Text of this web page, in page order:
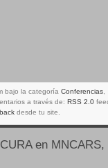
bajo la categoría Conferencias
a través de: RSS 2.0
desde tu site.
en MNCARS,